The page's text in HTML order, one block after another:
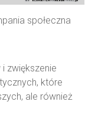
społeczna
zwiększenie
które
ale również